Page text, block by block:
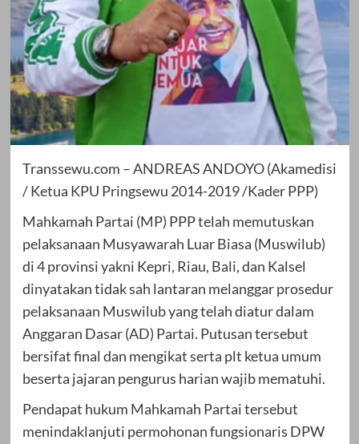
Transsewu.com – ANDREAS ANDOYO (Akamedisi
/ Ketua KPU Pringsewu 2014-2019 /Kader PPP)
Mahkamah Partai (MP) PPP telah memutuskan
pelaksanaan Musyawarah Luar Biasa (Muswilub)
di 4 provinsi yakni Kepri, Riau, Bali, dan Kalsel
dinyatakan tidak sah lantaran melanggar prosedur
pelaksanaan Muswilub yang telah diatur dalam
Anggaran Dasar (AD) Partai. Putusan tersebut
bersifat final dan mengikat serta plt ketua umum
beserta jajaran pengurus harian wajib mematuhi.
Pendapat hukum Mahkamah Partai tersebut
menindaklanjuti permohonan fungsionaris DPW